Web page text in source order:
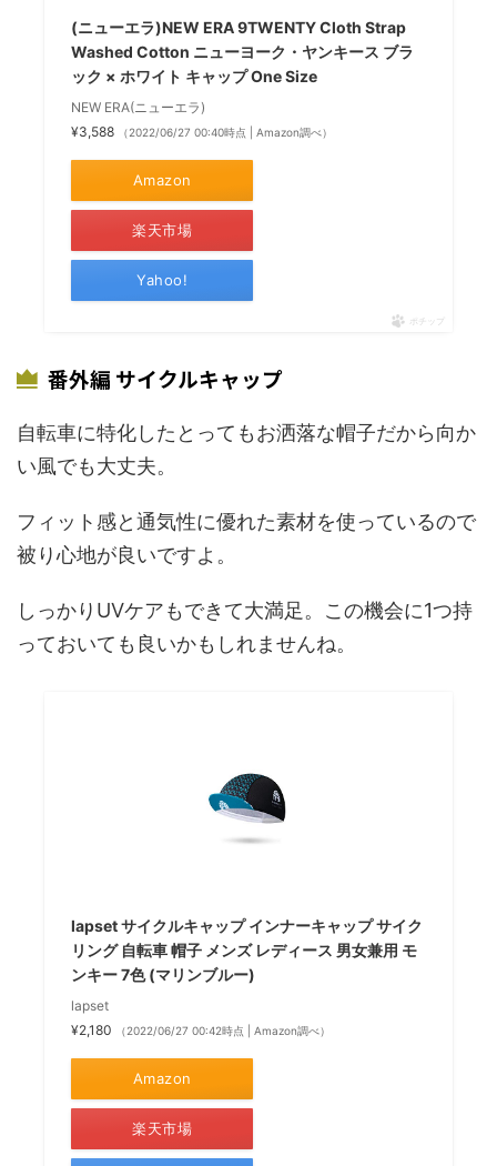
(ニューエラ)NEW ERA 9TWENTY Cloth Strap
Washed Cotton ニューヨーク・ヤンキース ブラ
ック × ホワイト キャップ One Size
NEW ERA(ニューエラ)
¥3,588
（2022/06/27 00:40時点 | Amazon調べ）
Amazon
楽天市場
Yahoo!
ポチップ
番外編 サイクルキャップ
自転車に特化したとってもお洒落な帽子だから向か
い風でも大丈夫。
フィット感と通気性に優れた素材を使っているので
被り心地が良いですよ。
しっかりUVケアもできて大満足。この機会に1つ持
っておいても良いかもしれませんね。
lapset サイクルキャップ インナーキャップ サイク
リング 自転車 帽子 メンズ レディース 男女兼用 モ
ンキー 7色 (マリンブルー)
lapset
¥2,180
（2022/06/27 00:42時点 | Amazon調べ）
Amazon
楽天市場